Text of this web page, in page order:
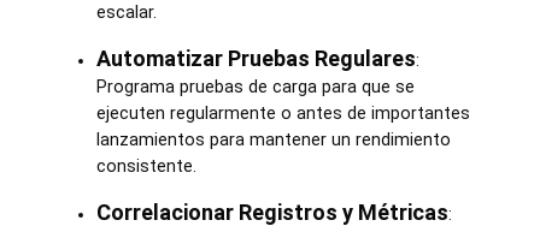
escalar.
Automatizar Pruebas Regulares:
Programa pruebas de carga para que se
ejecuten regularmente o antes de importantes
lanzamientos para mantener un rendimiento
consistente.
Correlacionar Registros y Métricas: